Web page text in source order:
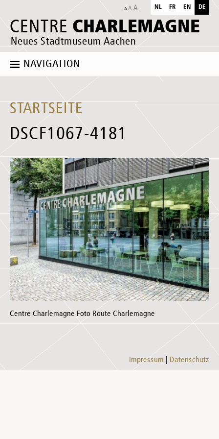
CENTRE CHARLEMAGNE
Neues Stadtmuseum Aachen
NL FR EN DE
NAVIGATION
STARTSEITE
DSCF1067-4181
Centre Charlemagne Foto Route Charlemagne
Impressum Datenschutz